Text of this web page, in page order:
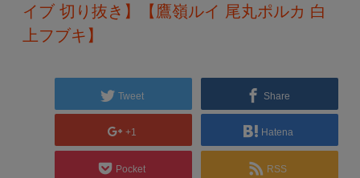
イブ 切り抜き】【鷹嶺ルイ 尾丸ポルカ 白
上フブキ】
Tweet Share
+1 Hatena
Pocket RSS